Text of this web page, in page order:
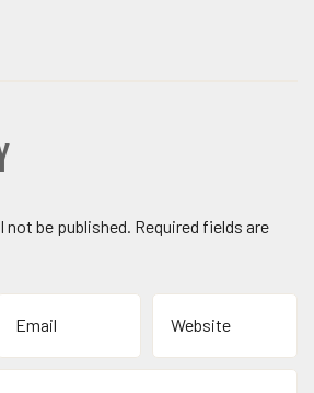
not be published. Required fields are